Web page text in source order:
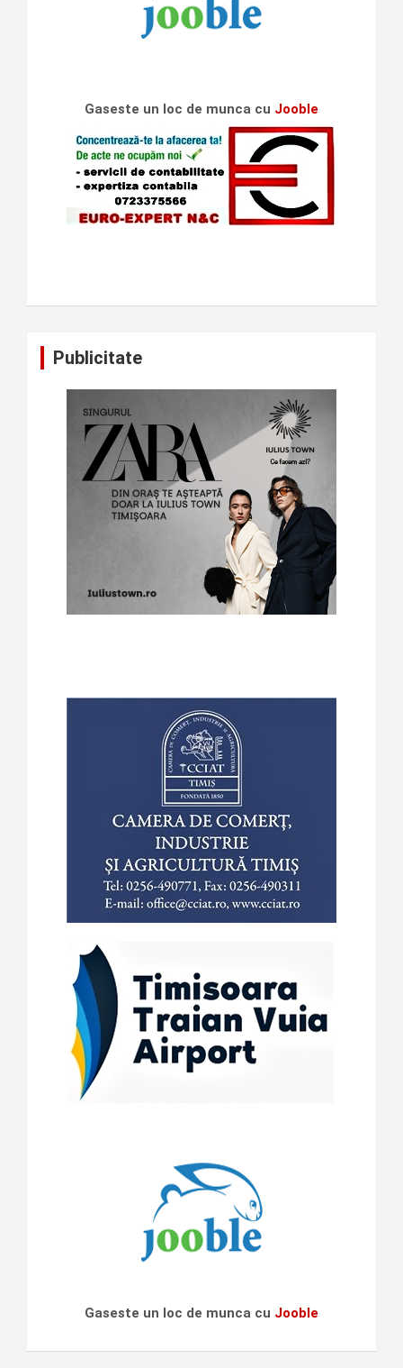
Gaseste un loc de munca cu Jooble
Publicitate
Gaseste un loc de munca cu Jooble